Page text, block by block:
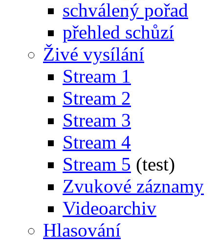
schválený pořad
přehled schůzí
Živé vysílání
Stream 1
Stream 2
Stream 3
Stream 4
Stream 5 (test)
Zvukové záznamy
Videoarchiv
Hlasování